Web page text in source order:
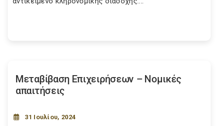
Μεταβίβαση Επιχειρήσεων – Νομικές
απαιτήσεις
31 Ιουλίου, 2024